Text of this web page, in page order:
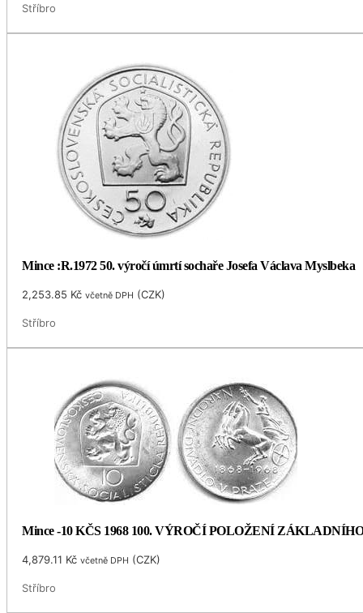
Stříbro
Mince :R.1972 50. výročí úmrtí sochaře Josefa Václava Myslbeka
2,253.85 Kč včetně DPH (CZK)
Stříbro
Mince -10 KČS 1968 100. VÝROČÍ POLOŽENÍ
4,879.11 Kč včetně DPH (CZK)
Stříbro